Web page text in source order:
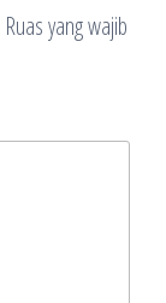
Ruas yang wajib